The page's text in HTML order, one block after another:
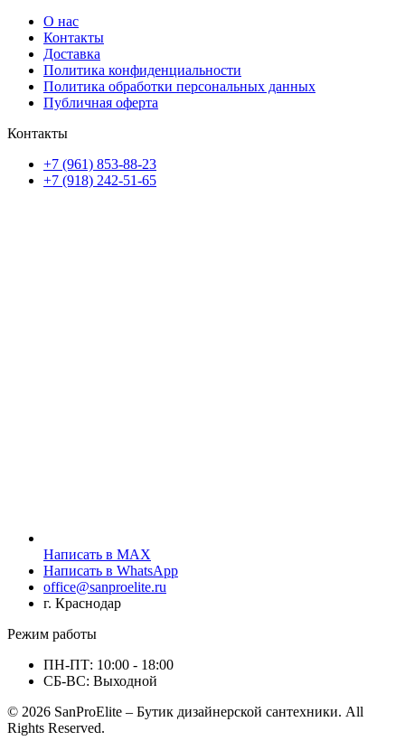
О нас
Контакты
Доставка
Политика конфиденциальности
Политика обработки персональных данных
Публичная оферта
Контакты
+7 (961) 853-88-23
+7 (918) 242-51-65
Написать в MAX
Написать в WhatsApp
office@sanproelite.ru
г. Краснодар
Режим работы
ПН-ПТ: 10:00 - 18:00
СБ-ВС: Выходной
© 2026 SanProElite – Бутик дизайнерской сантехники. All
Rights Reserved.